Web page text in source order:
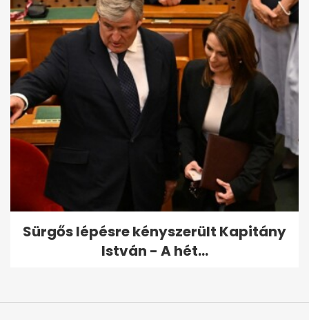
Sürgős lépésre kényszerült Kapitány
István - A hét...